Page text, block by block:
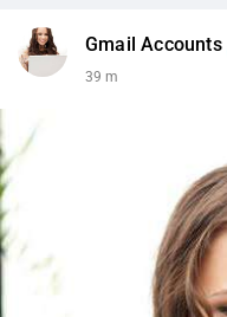
Gmail Accounts
39 m